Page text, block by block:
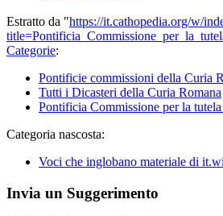
Estratto da "https://it.cathopedia.org/w/
Categorie:
Pontificie commissioni della Curia
Tutti i Dicasteri della Curia Romana
Pontificia Commissione per la
Categoria nascosta:
Voci che inglobano materiale di
Invia un Suggerimento